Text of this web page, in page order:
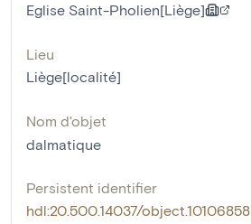
Eglise Saint-Pholien[Liège]
Lieu
Liège[localité]
Nom d'objet
dalmatique
Persistent identifier
hdl:20.500.14037/object.10106858